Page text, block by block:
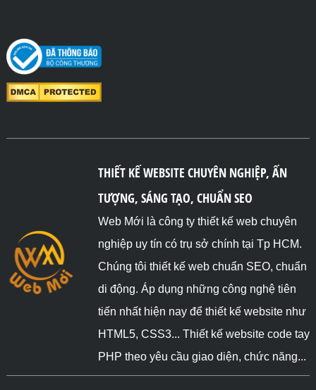
THIẾT KẾ WEBSITE CHUYÊN NGHIỆP, ẤN
TƯỢNG, SÁNG TẠO, CHUẨN SEO
Web Mới là công ty thiết kế web chuyên
nghiệp uy tín có trụ sở chính tại Tp HCM.
Chúng tôi thiết kế web chuẩn SEO, chuẩn
di động. Áp dụng những công nghệ tiên
tiến nhất hiện nay để thiết kế website như
HTML5, CSS3... Thiết kế website code tay
PHP theo yêu cầu giao diện, chức năng...